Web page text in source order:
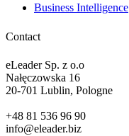
Business Intelligence
Contact
eLeader Sp. z o.o
Nałęczowska 16
20-701 Lublin, Pologne
+48 81 536 96 90
info@eleader.biz